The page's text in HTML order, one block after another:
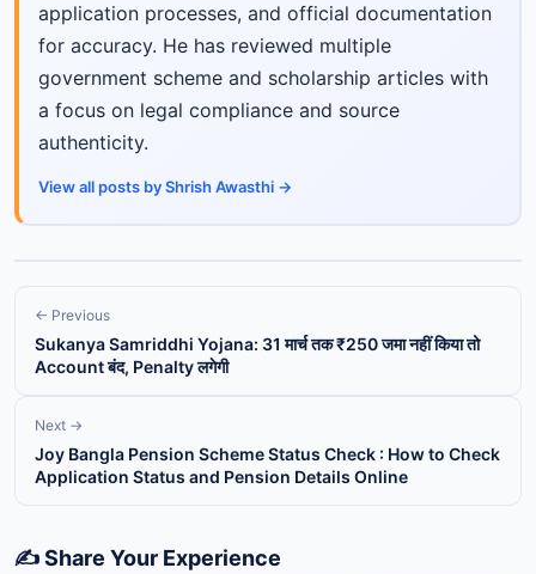
application processes, and official documentation
for accuracy. He has reviewed multiple
government scheme and scholarship articles with
a focus on legal compliance and source
authenticity.
View all posts by Shrish Awasthi →
← Previous
Sukanya Samriddhi Yojana: 31 मार्च तक ₹250 जमा नहीं किया तो
Account बंद, Penalty लगेगी
Next →
Joy Bangla Pension Scheme Status Check : How to Check
Application Status and Pension Details Online
✍️ Share Your Experience